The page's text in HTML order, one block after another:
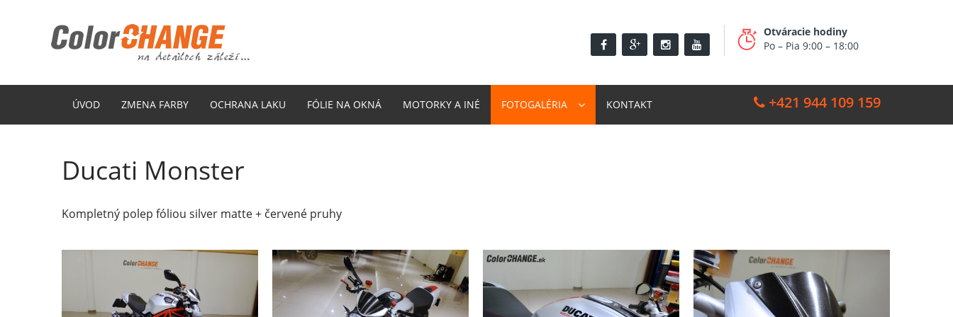
Otváracie hodiny
Po – Pia 9:00 – 18:00
ÚVOD ZMENA FARBY OCHRANA LAKU FÓLIE NA OKNÁ MOTORKY A INÉ FOTOGALÉRIA KONTAKT +421 944 109 159
Ducati Monster
Kompletný polep fóliou silver matte + červené pruhy